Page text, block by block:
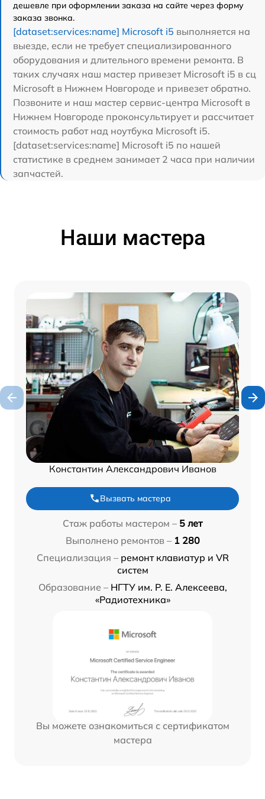
дешевле при оформлении заказа на сайте через форму
заказа звонка.
[dataset:services:name] Microsoft i5 выполняется на
выезде, если не требует специализированного
оборудования и длительного времени ремонта. В
таких случаях наш мастер привезет Microsoft i5 в сц
Microsoft в Нижнем Новгороде и привезет обратно.
Позвоните и наш мастер сервис-центра Microsoft в
Нижнем Новгороде проконсультирует и рассчитает
стоимость работ над ноутбука Microsoft i5.
[dataset:services:name] Microsoft i5 по нашей
статистике в среднем занимает 2 часа при наличии
запчастей.
Наши мастера
Константин Александрович Иванов
Вызвать мастера
Стаж работы мастером – 5 лет
Выполнено ремонтов – 1 280
Специализация – ремонт клавиатур и VR
систем
Образование – НГТУ им. Р. Е. Алексеева,
«Радиотехника»
Вы можете ознакомиться с сертификатом
мастера